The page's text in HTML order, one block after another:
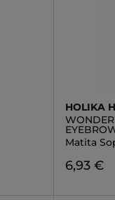
HOLIKA
Matita
6,93 €